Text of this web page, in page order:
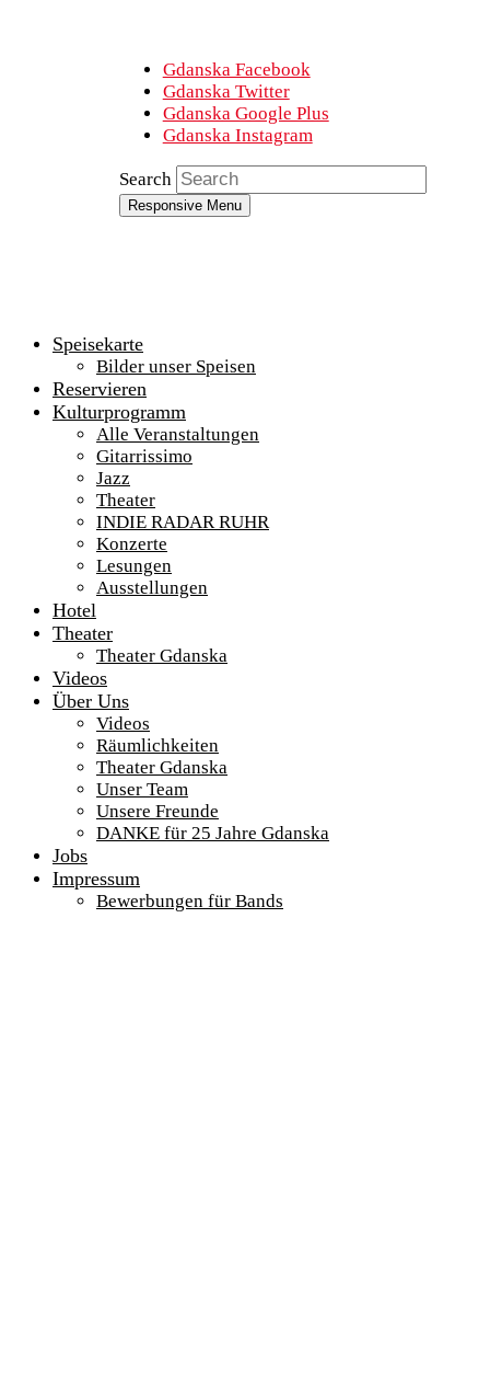
Gdanska Facebook
Gdanska Twitter
Gdanska Google Plus
Gdanska Instagram
Search
Responsive Menu
Speisekarte
Bilder unser Speisen
Reservieren
Kulturprogramm
Alle Veranstaltungen
Gitarrissimo
Jazz
Theater
INDIE RADAR RUHR
Konzerte
Lesungen
Ausstellungen
Hotel
Theater
Theater Gdanska
Videos
Über Uns
Videos
Räumlichkeiten
Theater Gdanska
Unser Team
Unsere Freunde
DANKE für 25 Jahre Gdanska
Jobs
Impressum
Bewerbungen für Bands